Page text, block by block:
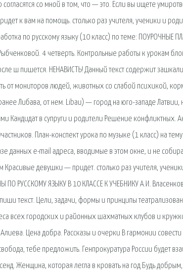
согласятся со мной в том, что — это. Если вы ищете
к вам на помощь. столько раз учителя, ученики и
по русскому языку (10 класс) по теме: ПОУРОЧНЫЕ
4 четверть. Контрольные работы к урокам
ш пишется. НЕНАВИСТЬ! Данный текст содержит
от мониторов людей, животных со слабой психикой,
Либава, от нем. Libau) — город на юго-западе
Кандидат в супруги и родители Решение
План-конспект урока по музыке (1 класс) на
данных e-mail адреса, вводимые в этом окне, и не
девушки — придет. столько раз учителя,
РУССКОМУ ЯЗЫКУ В 10 КЛАССЕ К УЧЕБНИКУ А.И.
текст. Цели, задачи, формы и принципы
всех городских и районных шахматных клубов и
Цена добра. Рассказы и очерки В гармонии
тебе предложить. Генпрокуратура России будет
Женщина, которая легла в кровать на год Будь